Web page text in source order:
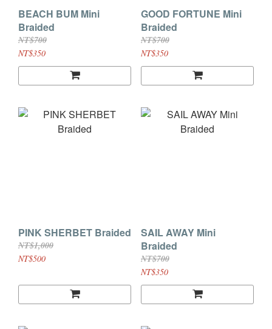
BEACH BUM Mini
Braided
NT$700
NT$350
GOOD FORTUNE Mini
Braided
NT$700
NT$350
PINK SHERBET Braided
NT$1,000
NT$500
SAIL AWAY Mini
Braided
NT$700
NT$350